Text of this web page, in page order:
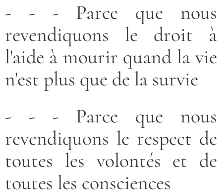
- - - Parce que nous
revendiquons le droit à
l'aide à mourir quand la vie
n'est plus que de la survie
- - - Parce que nous
revendiquons le respect de
toutes les volontés et de
toutes les consciences